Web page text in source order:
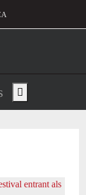
d'usuari
de
Show main menu